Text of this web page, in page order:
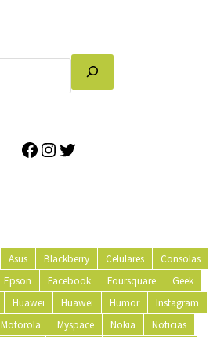
Facebook
Instagram
Asus Blackberry Celulares
Consolas
Epson Facebook Foursquare
Geek
Huawei Huawei Humor
Instagram
Motorola Myspace Nokia
Noticias